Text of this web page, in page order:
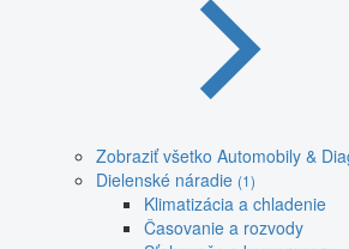
Zobraziť všetko Automobily &
Dielenské náradie (1)
Klimatizácia a chladenie
Časovanie a rozvody